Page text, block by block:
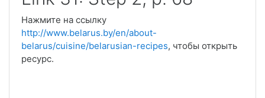
Нажмите на ссылку
http://www.belarus.by/en/about-
belarus/cuisine/belarusian-recipes, чтобы открыть
ресурс.